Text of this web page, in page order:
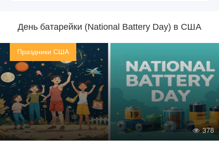
День батарейки (National Battery Day) в США
Праздники США
378